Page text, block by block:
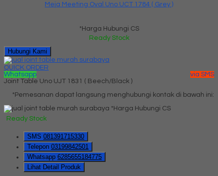
Meja Meeting Oval Uno UCT 1784 ( Grey )
*Harga Hubungi CS
Ready Stock
Hubungi Kami
QUICK ORDER
Whatsapp
via SMS
Joint Table Uno UJT 1831 ( Beech/Black )
*Pemesanan dapat langsung menghubungi kontak di bawah ini:
*Harga Hubungi CS
Ready Stock
SMS 081391715330
Telepon 03199842501
Whatsapp 6285655184775
Lihat Detail Produk